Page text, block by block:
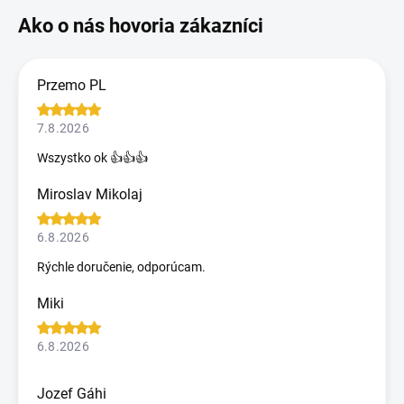
Przemo PL
7.8.2026
Wszystko ok 👍👍👍
Miroslav Mikolaj
6.8.2026
Rýchle doručenie, odporúcam.
Miki
6.8.2026
Jozef Gáhi